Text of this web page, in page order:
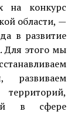
на конкурс
области, —
в развитие
Для этого мы
развиваем
в сфере